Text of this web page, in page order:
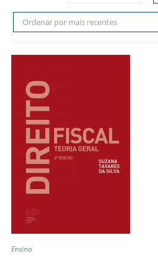
Ordenar por mais recentes
Ensino